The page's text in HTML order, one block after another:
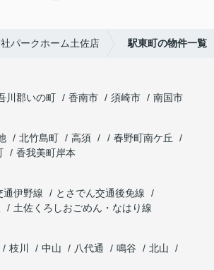
パークホーム土佐店 駅東町の物件一覧
川郡いの町 香南市 須崎市
南国市
北竹島町 高須
春野町南ケ丘
香我美町岸本
通伊野線
とさでん交通後免線
土佐くろしおごめん・なはり線
枝川 中山 八代通 鳴谷
北山